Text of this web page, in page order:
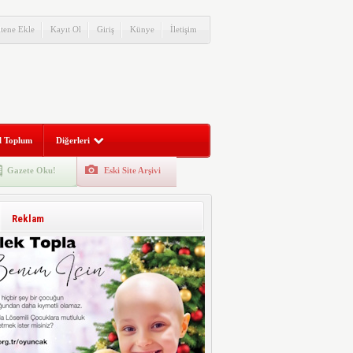
Ekle Kayıt Ol Giriş Künye İletişim
Toplum Diğerleri
Gazete Oku! Eski Site Arşivi
Reklam